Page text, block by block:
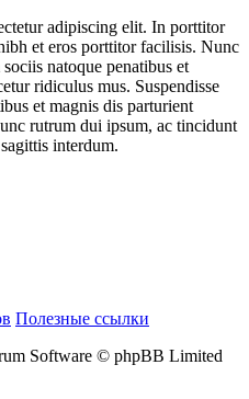
adipiscing elit. In porttitor
et eros porttitor facilisis. Nunc
natoque penatibus et
ridiculus mus. Suspendisse
et magnis dis parturient
rutrum dui ipsum, ac tincidunt
interdum.
Полезные ссылки
Software © phpBB Limited